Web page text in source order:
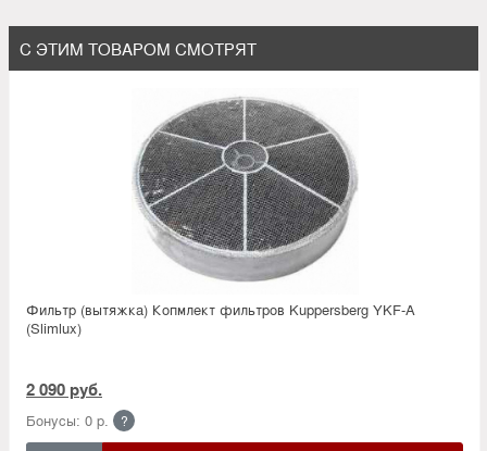
С ЭТИМ ТОВАРОМ СМОТРЯТ
Фильтр (вытяжка) Копмлект фильтров Kuppersberg YKF-A
(Slimlux)
2 090 руб.
Бонусы: 0 р. ?